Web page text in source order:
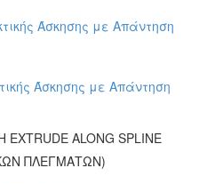
Άσκησης με Απάντηση
Άσκησης με Απάντηση
ALONG SPLINE
ΠΛΕΓΜΑΤΩΝ)